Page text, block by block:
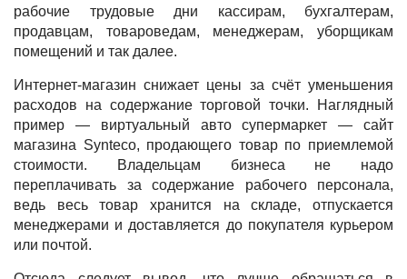
рабочие трудовые дни кассирам, бухгалтерам,
продавцам, товароведам, менеджерам, уборщикам
помещений и так далее.
Интернет-магазин снижает цены за счёт уменьшения
расходов на содержание торговой точки. Наглядный
пример — виртуальный авто супермаркет — сайт
магазина Synteco, продающего товар по приемлемой
стоимости. Владельцам бизнеса не надо
переплачивать за содержание рабочего персонала,
ведь весь товар хранится на складе, отпускается
менеджерами и доставляется до покупателя курьером
или почтой.